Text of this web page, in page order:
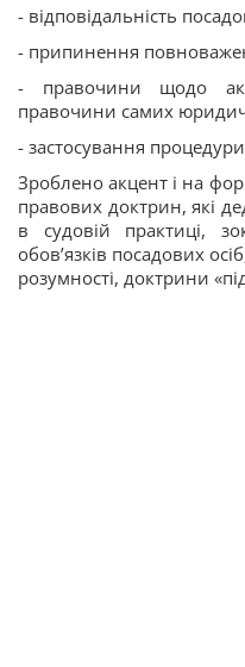
- відповідальність
- припинення
- правочини щодо
правочини самих
- застосування
Зроблено акцент і на
правових доктрин, які
в судовій практиці,
обов’язків посадових
розумності, доктрини